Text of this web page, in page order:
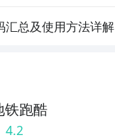
汇总及使用方法详解
铁跑酷
4.2